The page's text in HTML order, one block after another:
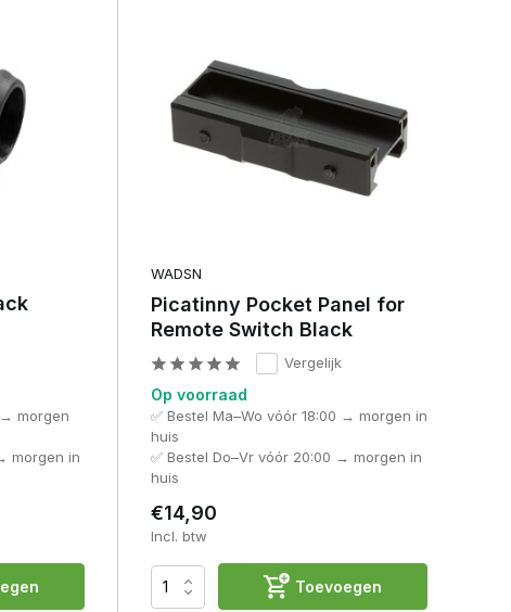
→ morgen
morgen in
WADSN
Picatinny Pocket Panel for
Remote Switch Black
Vergelijk
Op voorraad
✅ Bestel Ma–Wo vóór 18:00 → morgen in
huis
✅ Bestel Do–Vr vóór 20:00 → morgen in
huis
€14,90
Incl. btw
Toevoegen